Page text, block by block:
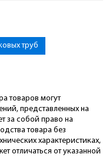
труб
товаров могут
представленных на
за собой право на
товара без
характеристиках,
отличаться от указанной